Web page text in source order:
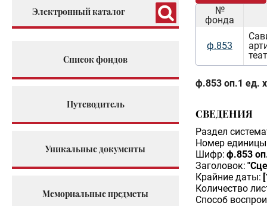
Электронный каталог
Список фондов
Путеводитель
Уникальные документы
Мемориальные предметы
№
фонда
ф.853
ф.853 оп.1 ед.
СВЕДЕНИЯ
Раздел
Номер единицы
Шифр: ф.853
Заголовок:
Крайние даты:
Количество
Способ